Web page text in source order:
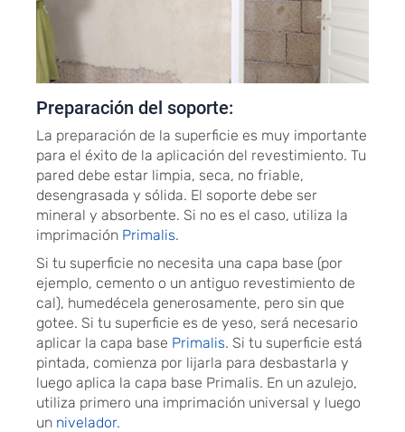
Preparación del soporte:
La preparación de la superficie es muy importante
para el éxito de la aplicación del revestimiento. Tu
pared debe estar limpia, seca, no friable,
desengrasada y sólida. El soporte debe ser
mineral y absorbente. Si no es el caso, utiliza la
imprimación Primalis.
Si tu superficie no necesita una capa base (por
ejemplo, cemento o un antiguo revestimiento de
cal), humedécela generosamente, pero sin que
gotee. Si tu superficie es de yeso, será necesario
aplicar la capa base Primalis. Si tu superficie está
pintada, comienza por lijarla para desbastarla y
luego aplica la capa base Primalis. En un azulejo,
utiliza primero una imprimación universal y luego
un nivelador.